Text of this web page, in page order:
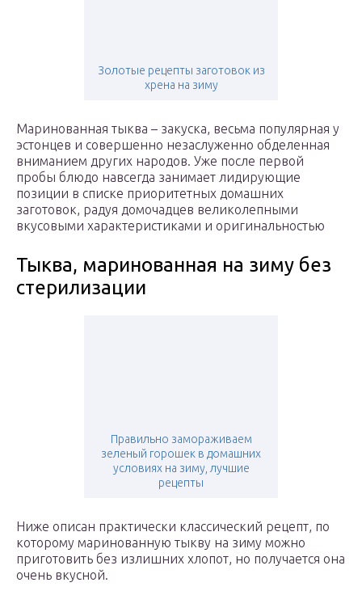
Золотые рецепты заготовок из
хрена на зиму
Маринованная тыква – закуска, весьма популярная у
эстонцев и совершенно незаслуженно обделенная
вниманием других народов. Уже после первой
пробы блюдо навсегда занимает лидирующие
позиции в списке приоритетных домашних
заготовок, радуя домочадцев великолепными
вкусовыми характеристиками и оригинальностью
Тыква, маринованная на зиму без
стерилизации
Правильно замораживаем
зеленый горошек в домашних
условиях на зиму, лучшие
рецепты
Ниже описан практически классический рецепт, по
которому маринованную тыкву на зиму можно
приготовить без излишних хлопот, но получается она
очень вкусной.